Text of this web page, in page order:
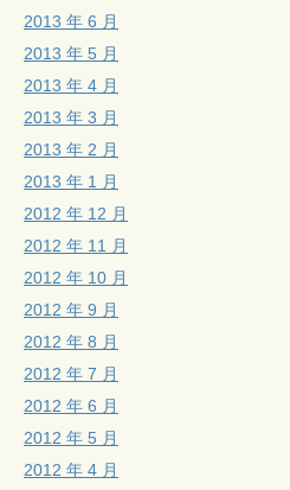
2013 年 6 月
2013 年 5 月
2013 年 4 月
2013 年 3 月
2013 年 2 月
2013 年 1 月
2012 年 12 月
2012 年 11 月
2012 年 10 月
2012 年 9 月
2012 年 8 月
2012 年 7 月
2012 年 6 月
2012 年 5 月
2012 年 4 月